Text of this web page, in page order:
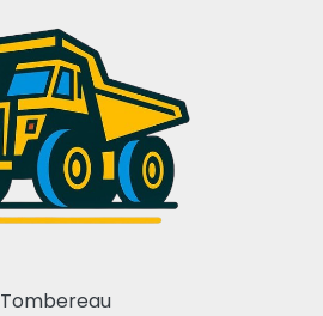
Tombereau